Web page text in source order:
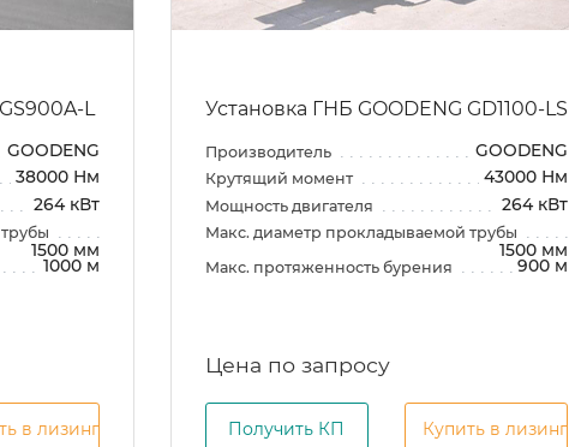
L
GOODENG
38000 Нм
264 кВт
1500 мм
1000 м
в лизинг
Установка ГНБ GOODENG GD1100-LS
Производитель GOODENG
Крутящий момент 43000 Нм
Мощность двигателя 264 кВт
Макс. диаметр прокладываемой трубы
1500 мм
Макс. протяженность бурения 900 м
Цена по запросу
Получить КП Купить в лизинг